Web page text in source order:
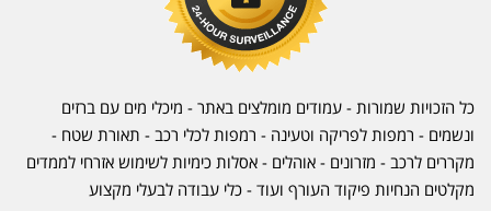
כל הזכויות שמורות - עמודים מומלצים באתר - מיכלי מים עם ברזים
ונשמים - רמפות לפריקה וטעינה - רמפות לכלי רכב - תאורת שטח -
מקררים לרכב - מזרונים - אוהלים - אסלות כימיות לשימוש אזרחי לממדים
מקלטים הנחיות פיקוד העורף ועוד - כלי עבודה לבעלי מקצוע